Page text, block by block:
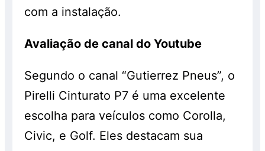
com a instalação.
Avaliação de canal do Youtube
Segundo o canal “Gutierrez Pneus”, o
Pirelli Cinturato P7 é uma excelente
escolha para veículos como Corolla,
Civic, e Golf. Eles destacam sua